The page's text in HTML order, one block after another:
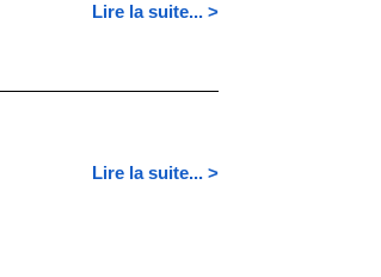
Lire la suite... >
Lire la suite... >